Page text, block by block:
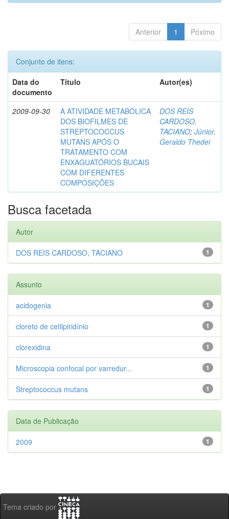
Anterior 1 Póximo
Conjunto de itens:
Data do
documento
Título Autor(es)
2009-09-30
A ATIVIDADE METABÓLICA
DOS BIOFILMES DE
STREPTOCOCCUS
MUTANS APÓS O
TRATAMENTO COM
ENXAGUATÓRIOS BUCAIS
COM DIFERENTES
COMPOSIÇÕES
DOS REIS
CARDOSO,
TACIANO; Júnior,
Geraldo Thedei
Busca facetada
Autor
1
DOS REIS CARDOSO, TACIANO
Assunto
1
acidogenia
1
cloreto de cetilpiridínio
1
clorexidina
1
Microscopia confocal por varredur...
1
Streptococcus mutans
Data de Publicação
1
2009
Tema criado por